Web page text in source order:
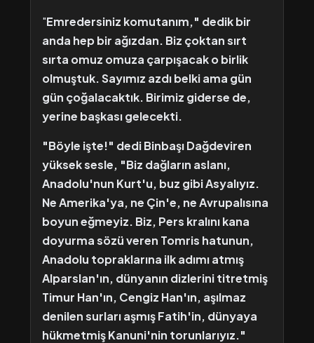
"Emredersiniz komutanım," dedik bir
anda hep bir ağızdan. Biz çoktan sırt
sırta omuz omuza çarpışacak o birlik
olmuştuk. Sayımız azdı belki ama gün
gün çoğalacaktık. Birimiz giderse de,
yerine başkası gelecekti.
"Böyle işte!" dedi Binbaşı Dağdeviren
yüksek sesle, "Biz dağların aslanı,
Anadolu'nun Kurt'u, buz gibi Asyalıyız.
Ne Amerika'ya, ne Çin'e, ne Avrupalısına
boyun eğmeyiz. Biz, Pers kralını kana
doyurma sözü veren Tomris hatunun,
Anadolu topraklarına ilk adımı atmış
Alparslan'ın, dünyanın dizlerini titretmiş
Timur Han'ın, Cengiz Han'ın, aşılmaz
denilen surları aşmış Fatih'in, dünyaya
hükmetmiş Kanuni'nin torunlarıyız."